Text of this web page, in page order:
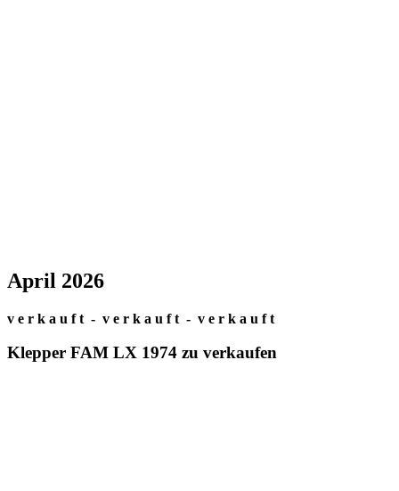
April 2026
v e r k a u f t - v e r k a u f t - v e r k a u f t
Klepper FAM LX 1974 zu verkaufen